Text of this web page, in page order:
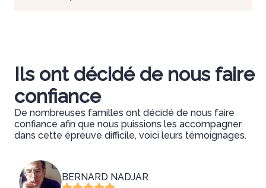
Ils ont décidé de nous faire
confiance
De nombreuses familles ont décidé de nous faire
confiance afin que nous puissions les accompagner
dans cette épreuve difficile, voici leurs témoignages.
BERNARD NADJAR